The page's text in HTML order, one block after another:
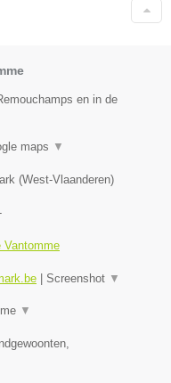
en in de
maps ▼
(West-Vlaanderen)
Vantomme
Screenshot ▼
▼